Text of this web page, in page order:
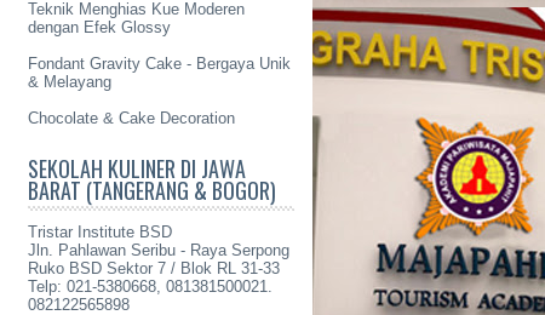
Teknik Menghias Kue Moderen
dengan Efek Glossy
Fondant Gravity Cake - Bergaya Unik
& Melayang
Chocolate & Cake Decoration
SEKOLAH KULINER DI JAWA
BARAT (TANGERANG & BOGOR)
Tristar Institute BSD
Jln. Pahlawan Seribu - Raya Serpong
Ruko BSD Sektor 7 / Blok RL 31-33
Telp: 021-5380668, 081381500021.
082122565898